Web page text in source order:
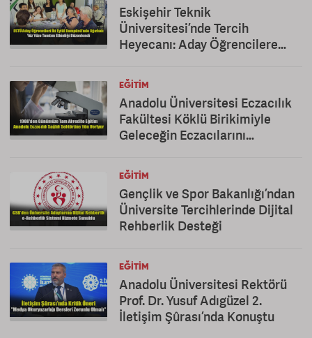
Eskişehir Teknik
Üniversitesi’nde Tercih
Heyecanı: Aday Öğrencilere
EĞITIM
Anadolu Üniversitesi Eczacılık
Fakültesi Köklü Birikimiyle
Geleceğin Eczacılarını
EĞITIM
Gençlik ve Spor Bakanlığı’ndan
Üniversite Tercihlerinde Dijital
Rehberlik Desteği
EĞITIM
Anadolu Üniversitesi Rektörü
Prof. Dr. Yusuf Adıgüzel 2.
İletişim Şûrası’nda Konuştu